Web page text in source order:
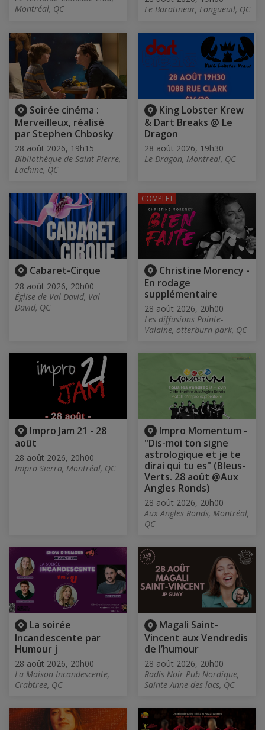
Montréal, QC
Le Baratineur, Longueuil, QC
Soirée cinéma :
Merveilleux, réalisé
par Stephen Chbosky
28 août 2026, 19h15
Bibliothèque de Saint-Pierre,
Lachine, QC
King Lobster Krew
& Dart Breaks @ Le
Dragon
28 août 2026, 19h30
Le Dragon, Montreal, QC
Cabaret-Cirque
28 août 2026, 20h00
Église de Val-David, Val-
David, QC
Christine Morency -
En rodage
supplémentaire
28 août 2026, 20h00
Les diffusions Pointe-
Valaine, otterburn park, QC
COMPLET
Impro Jam 21 - 28
août
28 août 2026, 20h00
Impro Sierra, Montréal, QC
Impro Momentum -
"Dis-moi ton signe
astrologique et je te
dirai qui tu es" (Bleus-
Verts. 28 août @Aux
Angles Ronds)
28 août 2026, 20h00
Aux Angles Ronds, Montréal,
QC
La soirée
Incandescente par
Humour j
28 août 2026, 20h00
La Maison Incandescente,
Crabtree, QC
Magali Saint-
Vincent aux Vendredis
de l’humour
28 août 2026, 20h00
Radis Noir Pub Nordique,
Sainte-Anne-des-lacs, QC